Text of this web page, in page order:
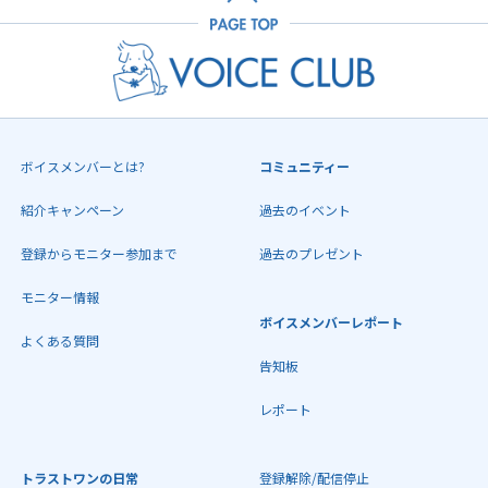
ボイスメンバーとは?
紹介キャンペーン
登録からモニター参加まで
モニター情報
よくある質問
コミュニティー
過去のイベント
過去のプレゼント
ボイスメンバーレポート
告知板
レポート
トラストワンの日常 登録解除/配信停止